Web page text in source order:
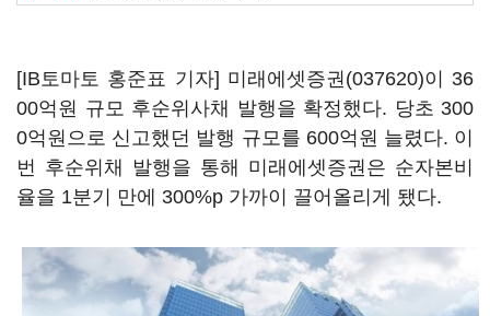
[IB토마토 홍준표 기자] 미래에셋증권(037620)이 36
00억원 규모 후순위사채 발행을 확정했다. 당초 300
0억원으로 신고했던 발행 규모를 600억원 늘렸다. 이
번 후순위채 발행을 통해 미래에셋증권은 순자본비
율을 1분기 만에 300%p 가까이 끌어올리게 됐다.